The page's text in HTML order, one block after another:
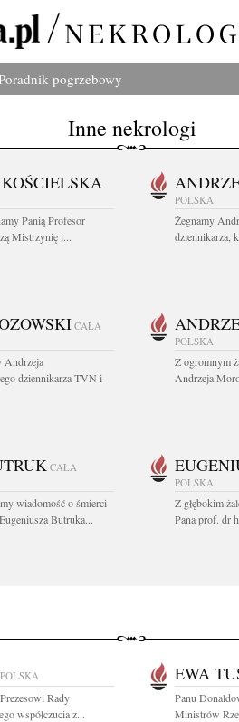
pogrzebowy
Inne nekrologi
Panią Profesor
Mistrzynię i...
POLSKA
Żegnamy
dziennikarza,
CAŁA
Andrzeja
dziennikarza TVN i
POLSKA
Z ogromnym
Andrzeja
CAŁA
wiadomość o śmierci
Butruka...
POLSKA
Z głębokim
Pana prof. dr
Rady
współczucia z...
EWA
Panu
Ministrów